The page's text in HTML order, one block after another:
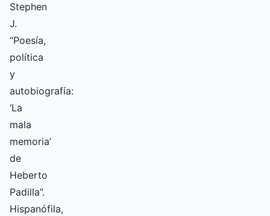
Stephen
J.
“Poesía,
política
y
autobiografía:
‘La
mala
memoria’
de
Heberto
Padilla”.
Hispanófila,